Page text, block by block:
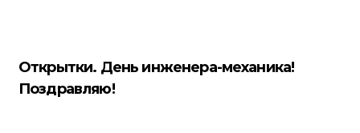
Открытки. День инженера-механика!
Поздравляю!